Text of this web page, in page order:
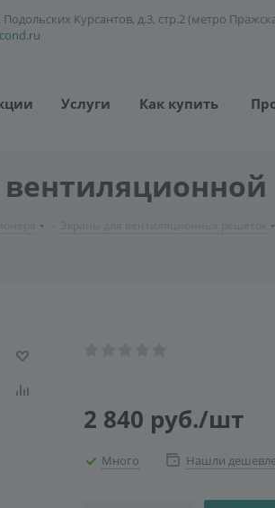
Подольских Курсантов, д.3, стр.2 (метро
Услуги Как купить
2 840 руб./шт
Много Нашли